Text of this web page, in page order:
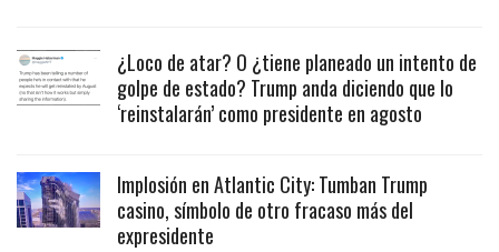
¿Loco de atar? O ¿tiene planeado un intento de
golpe de estado? Trump anda diciendo que lo
‘reinstalarán’ como presidente en agosto
Implosión en Atlantic City: Tumban Trump
casino, símbolo de otro fracaso más del
expresidente